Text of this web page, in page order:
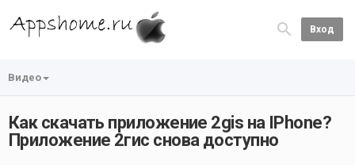
Вход
Видео
Как скачать приложение 2gis на IPhone?
Приложение 2гис снова доступно